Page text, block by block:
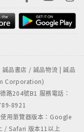
從回話中追問，找
防，彼此溝通零距
品書店 / 誠品物流 | 誠品
Corporation)
路204號B1 服務電話：
8921
用瀏覽器版本：Google
/ Safari 版本11以上